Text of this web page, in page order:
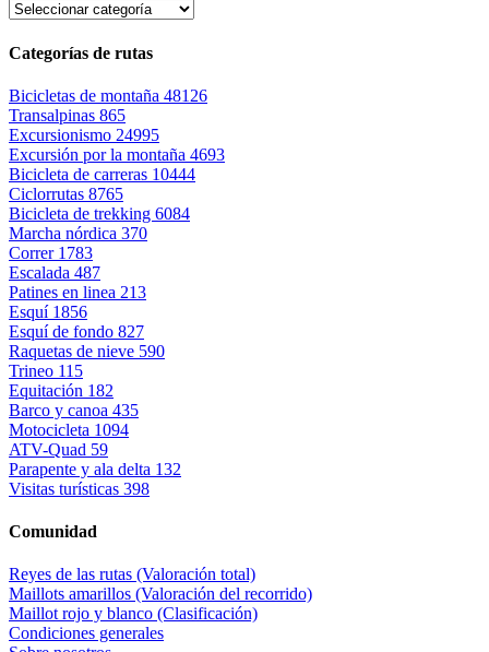
Categorías de rutas
Bicicletas de montaña 48126
Transalpinas 865
Excursionismo 24995
Excursión por la montaña 4693
Bicicleta de carreras 10444
Ciclorrutas 8765
Bicicleta de trekking 6084
Marcha nórdica 370
Correr 1783
Escalada 487
Patines en linea 213
Esquí 1856
Esquí de fondo 827
Raquetas de nieve 590
Trineo 115
Equitación 182
Barco y canoa 435
Motocicleta 1094
ATV-Quad 59
Parapente y ala delta 132
Visitas turísticas 398
Comunidad
Reyes de las rutas (Valoración total)
Maillots amarillos (Valoración del recorrido)
Maillot rojo y blanco (Clasificación)
Condiciones generales